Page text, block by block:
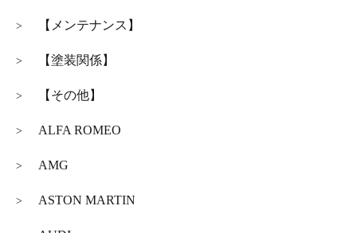
> 【メンテナンス】
> 【塗装関係】
> 【その他】
> ALFA ROMEO
> AMG
> ASTON MARTIN